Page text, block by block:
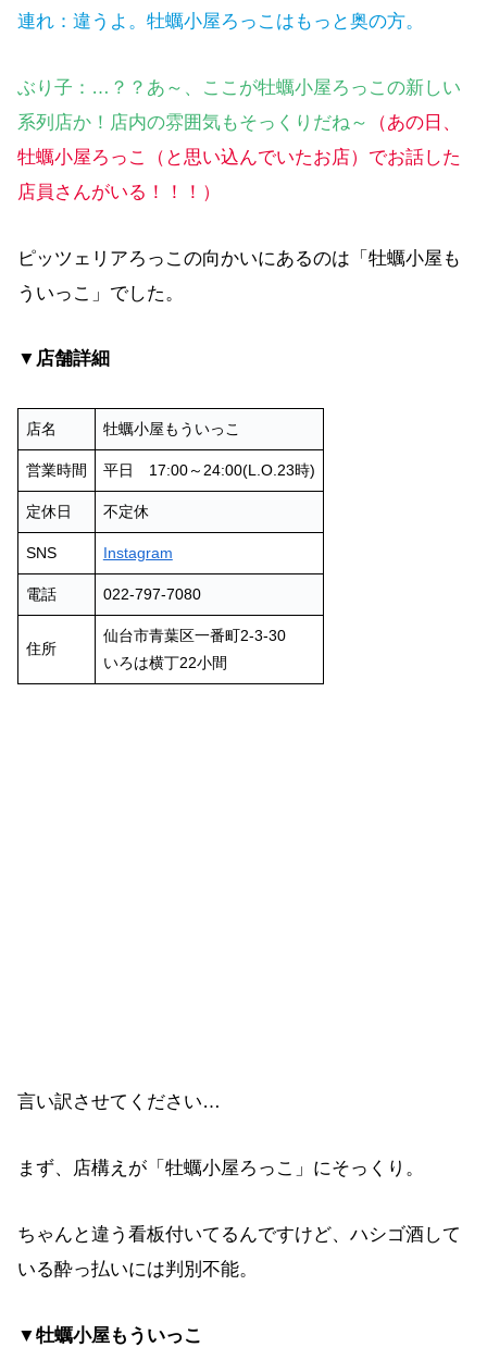
連れ：違うよ。牡蠣小屋ろっこはもっと奥の方。
ぶり子：…？？あ～、ここが牡蠣小屋ろっこの新しい
系列店か！店内の雰囲気もそっくりだね～
（あの日、
牡蠣小屋ろっこ
（ と 思い込んでいたお店） でお話した
店員さんがいる！！！）
ピッツェリアろっこの向かいにあるのは「牡蠣小屋も
ういっこ」でした。
▼ 店舗詳細
店名 牡蠣小屋もういっこ
営業時間 平日 17:00～24:00(L.O.23時)
定休日 不定休
SNS Instagram
電話 022-797-7080
住所
仙台市青葉区一番町2-3-30
いろは横丁22小間
言い訳させてください…
まず、店構えが「牡蠣小屋ろっこ」にそっくり。
ちゃんと違う看板付いてるんですけど、ハシゴ酒して
いる酔っ払いには判別不能。
▼牡蠣小屋もういっこ